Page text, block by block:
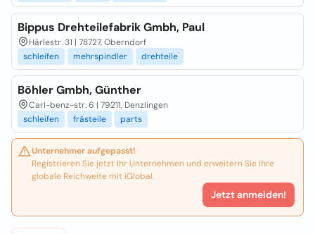
Bippus Drehteilefabrik Gmbh, Paul
Härlestr. 31 | 78727, Oberndorf
schleifen
mehrspindler drehteile
Böhler Gmbh, Günther
Carl-benz-str. 6 | 79211, Denzlingen
schleifen
frästeile parts
Unternehmer aufgepasst!
Registrieren Sie jetzt Ihr Unternehmen und erweitern Sie Ihre
globale Reichweite mit iGlobal.
Jetzt anmelden!